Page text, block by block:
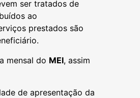
ser tratados de
ao
prestados são
mensal do MEI, assim
de apresentação da